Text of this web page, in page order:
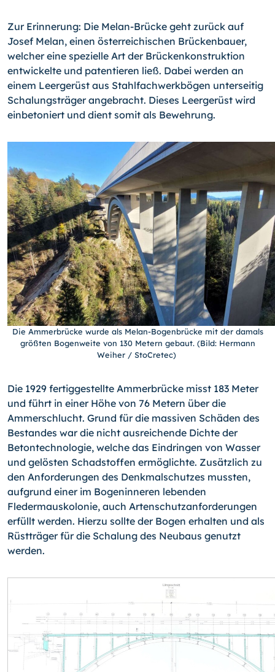
Zur Erinnerung: Die Melan-Brücke geht zurück auf
Josef Melan, einen österreichischen Brückenbauer,
welcher eine spezielle Art der Brückenkonstruktion
entwickelte und patentieren ließ. Dabei werden an
einem Leergerüst aus Stahlfachwerkbögen unterseitig
Schalungsträger angebracht. Dieses Leergerüst wird
einbetoniert und dient somit als Bewehrung.
Die Ammerbrücke wurde als Melan-Bogenbrücke mit der damals
größten Bogenweite von 130 Metern gebaut. (Bild: Hermann
Weiher / StoCretec)
Die 1929 fertiggestellte Ammerbrücke misst 183 Meter
und führt in einer Höhe von 76 Metern über die
Ammerschlucht. Grund für die massiven Schäden des
Bestandes war die nicht ausreichende Dichte der
Betontechnologie, welche das Eindringen von Wasser
und gelösten Schadstoffen ermöglichte. Zusätzlich zu
den Anforderungen des Denkmalschutzes mussten,
aufgrund einer im Bogeninneren lebenden
Fledermauskolonie, auch Artenschutzanforderungen
erfüllt werden. Hierzu sollte der Bogen erhalten und als
Rüstträger für die Schalung des Neubaus genutzt
werden.